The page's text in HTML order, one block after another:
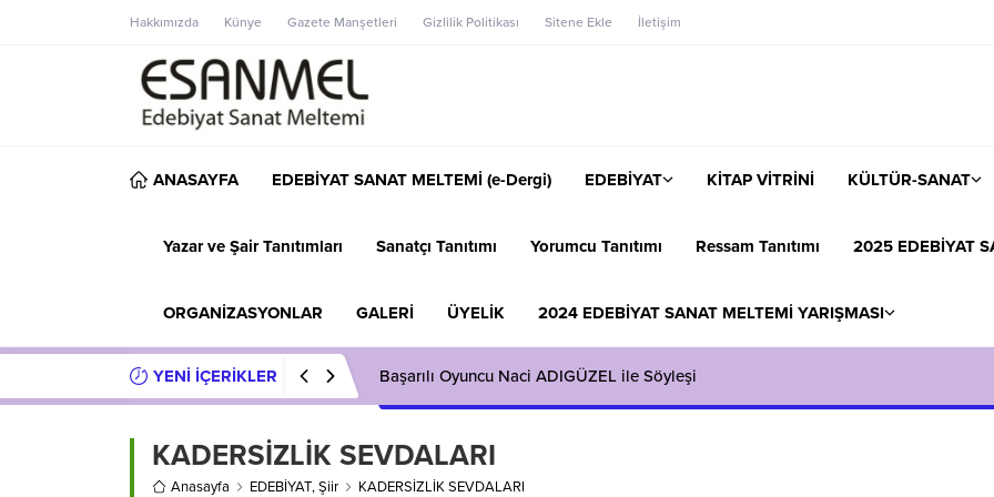
Hakkımızda Künye Gazete Manşetleri Gizlilik Politikası Sitene Ekle İletişim
ANASAYFA EDEBİYAT SANAT MELTEMİ (e-Dergi) EDEBİYAT KİTAP VİTRİNİ KÜLTÜR-SANAT
Yazar ve Şair Tanıtımları Sanatçı Tanıtımı Yorumcu Tanıtımı Ressam Tanıtımı 2025 EDEBİYAT
ORGANİZASYONLAR GALERİ ÜYELİK 2024 EDEBİYAT SANAT MELTEMİ YARIŞMASI
YENİ İÇERİKLER Başarılı Oyuncu Naci ADIGÜZEL ile Söyleşi
KADERSİZLİK SEVDALARI
Anasayfa EDEBİYAT,Şiir KADERSİZLİK SEVDALARI